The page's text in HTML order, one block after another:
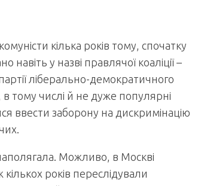
кілька років тому, спочатку
у назві правлячої коаліції –
ліберально-демократичного
тому числі й не дуже популярні
ввести заборону на дискримінацію
Можливо, в Москві
років переслідували